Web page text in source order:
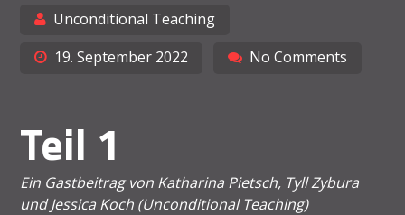
Unconditional Teaching
19. September 2022
No Comments
Teil 1
Ein Gastbeitrag von Katharina Pietsch, Tyll Zybura
und Jessica Koch (Unconditional Teaching)